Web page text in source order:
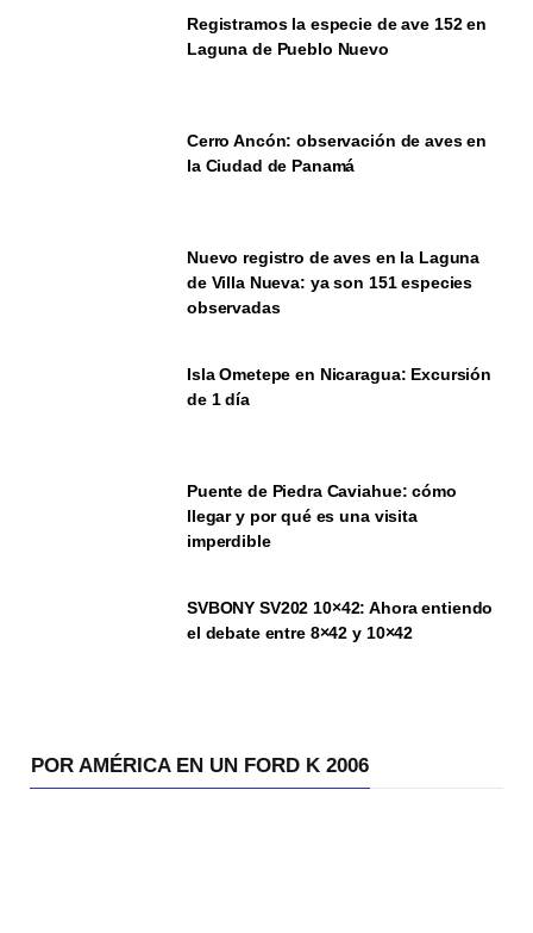
Registramos la especie de ave 152 en
Laguna de Pueblo Nuevo
Cerro Ancón: observación de aves en
la Ciudad de Panamá
Nuevo registro de aves en la Laguna
de Villa Nueva: ya son 151 especies
observadas
Isla Ometepe en Nicaragua: Excursión
de 1 día
Puente de Piedra Caviahue: cómo
llegar y por qué es una visita
imperdible
SVBONY SV202 10×42: Ahora entiendo
el debate entre 8×42 y 10×42
POR AMÉRICA EN UN FORD K 2006